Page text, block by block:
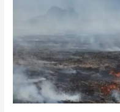
fenómeno
de
Y,